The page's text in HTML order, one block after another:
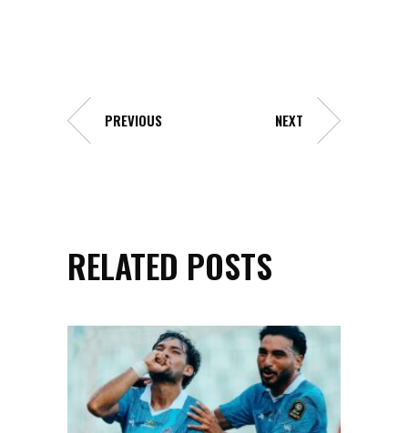
PREVIOUS NEXT
RELATED POSTS